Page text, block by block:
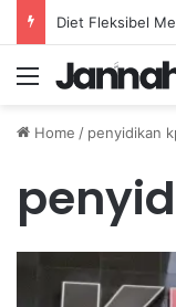
Menu
Home / penyidikan